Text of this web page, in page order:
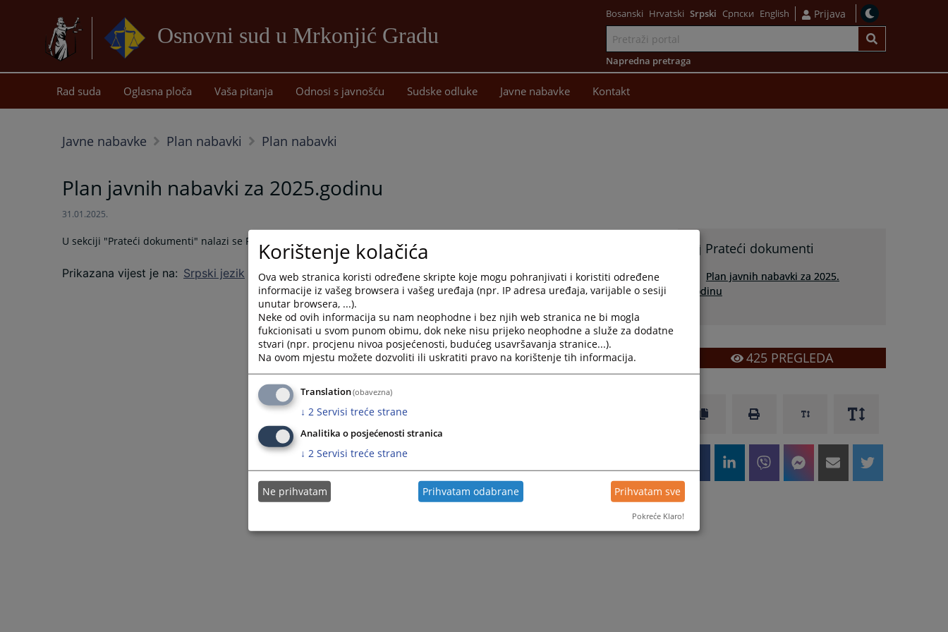
Osnovni sud u Mrkonjić Gradu
sadržaj
Bosanski Hrvatski Srpski Српски English Prijava
Napredna pretraga
Rad suda Oglasna ploča Vaša pitanja Odnosi s javnošću Sudske odluke Javne nabavke Kontakt
Javne nabavke Plan nabavki Plan nabavki
Plan javnih nabavki za 2025.godinu
31.01.2025.
U sekciji "Prateći dokumenti" nalazi se Paln javnih nabavki Osnovnog suda u Mrkonjić Gradu za 2025.godinu
Prikazana vijest je na: Srpski jezik
Prateći dokumenti
Plan javnih nabavki za 2025.
godinu
425PREGLEDA
Korištenje kolačića
Ova web stranica koristi određene skripte koje mogu pohranjivati i koristiti određene
informacije iz vašeg browsera i vašeg uređaja (npr. IP adresa uređaja, varijable o sesiji
unutar browsera, ...).
Neke od ovih informacija su nam neophodne i bez njih web stranica ne bi mogla
fukcionisati u svom punom obimu, dok neke nisu prijeko neophodne a služe za dodatne
stvari (npr. procjenu nivoa posjećenosti, budućeg usavršavanja stranice...).
Na ovom mjestu možete dozvoliti ili uskratiti pravo na korištenje tih informacija.
Translation(obavezna)
↓ 2 Servisi treće strane
Analitika o posjećenosti stranica
↓ 2 Servisi treće strane
Ne prihvatam Prihvatam odabrane Prihvatam sve
Pokreće Klaro!